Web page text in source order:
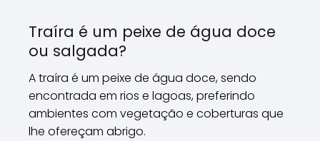
Traíra é um peixe de água doce
ou salgada?
A traíra é um peixe de água doce, sendo
encontrada em rios e lagoas, preferindo
ambientes com vegetação e coberturas que
lhe ofereçam abrigo.